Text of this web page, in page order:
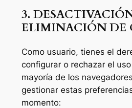
3.
ELIMINACIÓN DE
Como usuario, tienes el
configurar o rechazar el
mayoría de los
gestionar estas
momento: